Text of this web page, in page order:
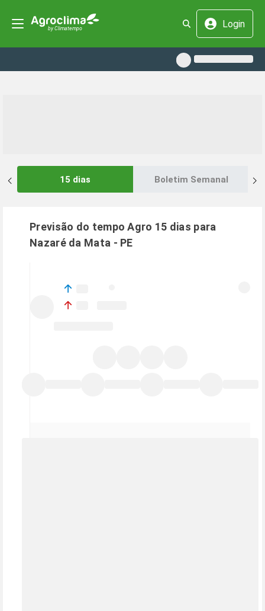
Login
15 dias Boletim Semanal
Previsão do tempo Agro 15 dias para
Nazaré da Mata - PE